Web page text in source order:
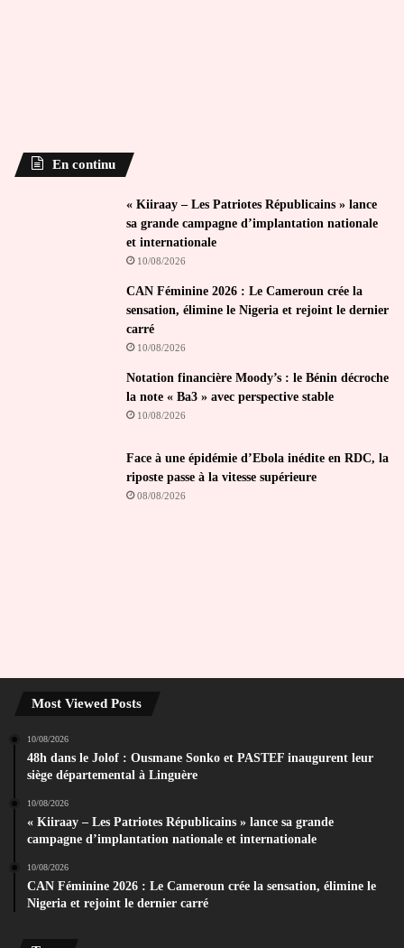
En continu
« Kiiraay – Les Patriotes Républicains » lance
sa grande campagne d’implantation nationale
et internationale
10/08/2026
CAN Féminine 2026 : Le Cameroun crée la
sensation, élimine le Nigeria et rejoint le dernier
carré
10/08/2026
Notation financière Moody’s : le Bénin décroche
la note « Ba3 » avec perspective stable
10/08/2026
Face à une épidémie d’Ebola inédite en RDC, la
riposte passe à la vitesse supérieure
08/08/2026
Most Viewed Posts
10/08/2026
48h dans le Jolof : Ousmane Sonko et PASTEF inaugurent leur
siège départemental à Linguère
10/08/2026
« Kiiraay – Les Patriotes Républicains » lance sa grande
campagne d’implantation nationale et internationale
10/08/2026
CAN Féminine 2026 : Le Cameroun crée la sensation, élimine le
Nigeria et rejoint le dernier carré